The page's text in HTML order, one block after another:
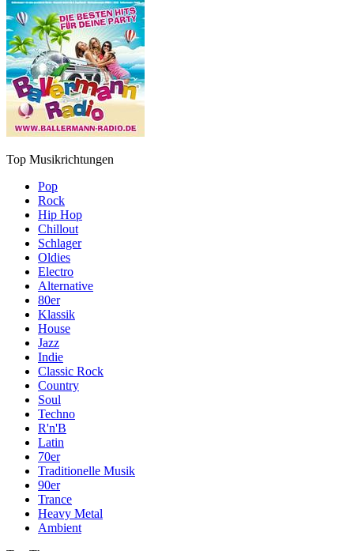
Top Musikrichtungen
Pop
Rock
Hip Hop
Chillout
Schlager
Oldies
Electro
Alternative
80er
Klassik
House
Jazz
Indie
Classic Rock
Country
Soul
Techno
R'n'B
Latin
70er
Traditionelle Musik
90er
Trance
Heavy Metal
Ambient